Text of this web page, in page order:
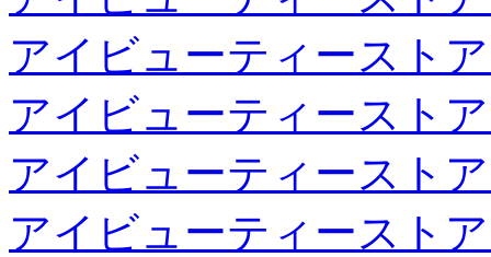
アイビューティースト
アイビューティースト
アイビューティースト
アイビューティースト